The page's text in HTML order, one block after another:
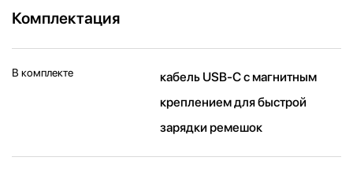
Комплектация
В комплекте
кабель USB‑C с магнитным
креплением для быстрой
зарядки ремешок